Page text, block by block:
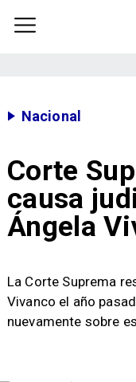
Nacional
Corte
causa
Ángela
La Corte Suprema
Vivanco el año
nuevamente sobre